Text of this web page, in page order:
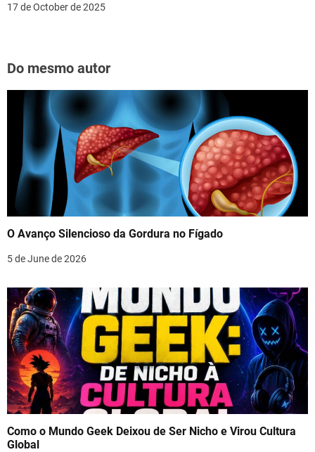
17 de October de 2025
Do mesmo autor
O Avanço Silencioso da Gordura no Fígado
5 de June de 2026
Como o Mundo Geek Deixou de Ser Nicho e Virou Cultura
Global